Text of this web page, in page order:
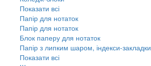
Показати всі
Папір для нотаток
Папір для нотаток
Блок паперу для нотаток
Папір з липким шаром, індекси-закладки
Показати всі